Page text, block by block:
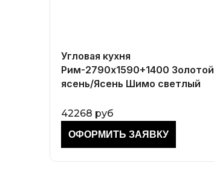
Угловая кухня
Рим-2790х1590+1400 Золотой
ясень/Ясень Шимо светлый
42268 руб